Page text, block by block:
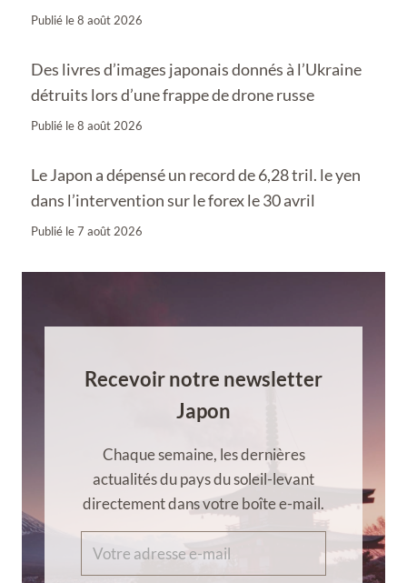
Publié le8 août 2026
Des livres d’images japonais donnés à l’Ukraine
détruits lors d’une frappe de drone russe
Publié le8 août 2026
Le Japon a dépensé un record de 6,28 tril. le yen
dans l’intervention sur le forex le 30 avril
Publié le7 août 2026
Recevoir notre newsletter
Japon
Chaque semaine, les dernières
actualités du pays du soleil-levant
directement dans votre boîte e-mail.